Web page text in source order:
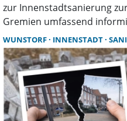
zur Innenstadtsanierung
Gremien umfassend
Vorlage sei beraten und
eine fehlende
gegeben.
WUNSTORF INNENSTADT